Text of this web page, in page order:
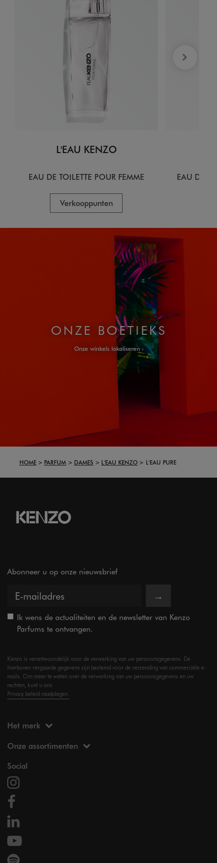
L'EAU KENZO
EAU DE TOILETTE POUR FEMME
Verkooppunten
EAU DE
ONZE BOETIEKS
Onze winkels lokaliseren
HOME PARFUM DAMES L'EAU KENZO L'EAU PURE
Abonneer u op onze nieuwsbrief
→
Ik wens de actualiteiten en de newsletter van Kenzo
Parfums te ontvangen.
Kenzo is verantwoordelijk voor de verwerking van uw persoonsgegevens. De
hierboven vergaarde gegevens zijn bestemd voor de verzending van commerciële e-
mails. Om meer te weten over de verwerking van uw persoonsgegevens en uw
rechten, kunt u ons
Privacy beleid raadplegen.
Het merk
Onze assortimenten
Social